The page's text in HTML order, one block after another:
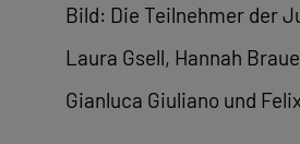
Bild: Die Teilnehmer der
Laura Gsell, Hannah
Gianluca Giuliano und